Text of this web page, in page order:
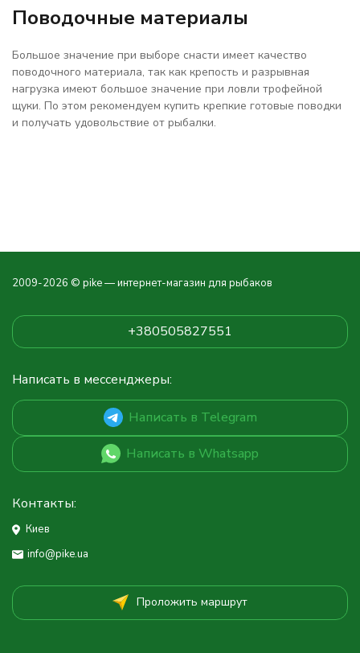
Поводочные материалы
Большое значение при выборе снасти имеет качество
поводочного материала, так как крепость и разрывная
нагрузка имеют большое значение при ловли трофейной
щуки. По этом рекомендуем купить крепкие готовые поводки
и получать удовольствие от рыбалки.
2009-2026 © pike — интернет-магазин для рыбаков
+380505827551
Написать в мессенджеры:
Написать в Telegram
Написать в Whatsapp
Контакты:
Киев
info@pike.ua
Проложить маршрут